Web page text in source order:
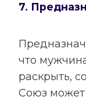
7.
что
раскрыть,
Союз может